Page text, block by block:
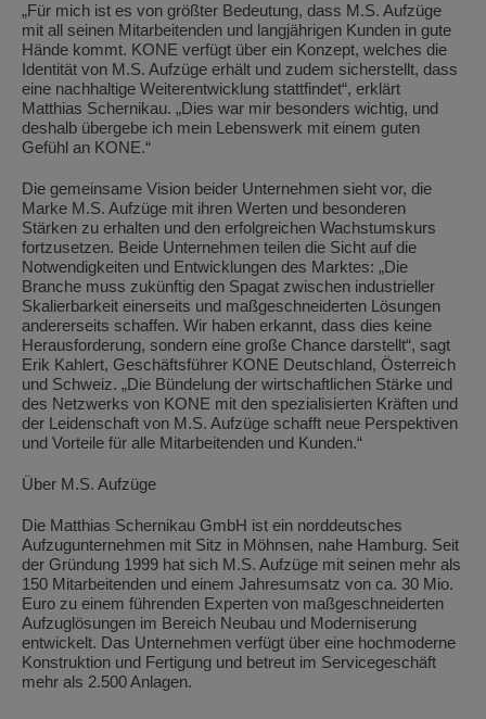
„Für mich ist es von größter Bedeutung, dass M.S. Aufzüge
mit all seinen Mitarbeitenden und langjährigen Kunden in gute
Hände kommt. KONE verfügt über ein Konzept, welches die
Identität von M.S. Aufzüge erhält und zudem sicherstellt, dass
eine nachhaltige Weiterentwicklung stattfindet“, erklärt
Matthias Schernikau. „Dies war mir besonders wichtig, und
deshalb übergebe ich mein Lebenswerk mit einem guten
Gefühl an KONE.“
Die gemeinsame Vision beider Unternehmen sieht vor, die
Marke M.S. Aufzüge mit ihren Werten und besonderen
Stärken zu erhalten und den erfolgreichen Wachstumskurs
fortzusetzen. Beide Unternehmen teilen die Sicht auf die
Notwendigkeiten und Entwicklungen des Marktes: „Die
Branche muss zukünftig den Spagat zwischen industrieller
Skalierbarkeit einerseits und maßgeschneiderten Lösungen
andererseits schaffen. Wir haben erkannt, dass dies keine
Herausforderung, sondern eine große Chance darstellt“, sagt
Erik Kahlert, Geschäftsführer KONE Deutschland, Österreich
und Schweiz. „Die Bündelung der wirtschaftlichen Stärke und
des Netzwerks von KONE mit den spezialisierten Kräften und
der Leidenschaft von M.S. Aufzüge schafft neue Perspektiven
und Vorteile für alle Mitarbeitenden und Kunden.“
Über M.S. Aufzüge
Die Matthias Schernikau GmbH ist ein norddeutsches
Aufzugunternehmen mit Sitz in Möhnsen, nahe Hamburg. Seit
der Gründung 1999 hat sich M.S. Aufzüge mit seinen mehr als
150 Mitarbeitenden und einem Jahresumsatz von ca. 30 Mio.
Euro zu einem führenden Experten von maßgeschneiderten
Aufzuglösungen im Bereich Neubau und Moderniserung
entwickelt. Das Unternehmen verfügt über eine hochmoderne
Konstruktion und Fertigung und betreut im Servicegeschäft
mehr als 2.500 Anlagen.